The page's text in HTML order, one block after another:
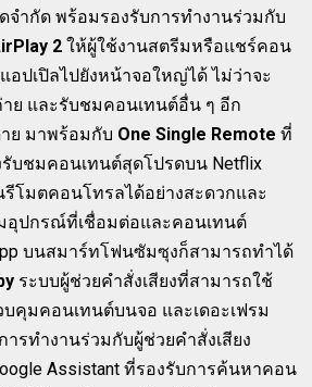
จำกัด พร้อมรองรับการทำงานร่วมกับ
2 ให้ผู้ใช้งานสตรีมหรือแชร์คอน
ปเปิลไปยังหน้าจอใหญ่ได้ ไม่ว่าจะ
าย และรับชมคอนเทนต์อื่น ๆ อีก
ย มาพร้อมกับ One Single Remote ที่
บชมคอนเทนต์สุดโปรดบน Netflix
รีโมตคอนโทรลได้อย่างสะดวกและ
อุปกรณ์ที่เชื่อมต่อและคอนเทนต์
บนสมาร์ทโฟนซัมซุงก็สามารถทำได้
ระบบผู้ช่วยคำสั่งเสียงที่สามารถใช้
คุมคอนเทนต์บนจอ และเดอะเฟรม
ารทำงานร่วมกับผู้ช่วยคำสั่งเสียง
Assistant ที่รองรับการค้นหาคอน